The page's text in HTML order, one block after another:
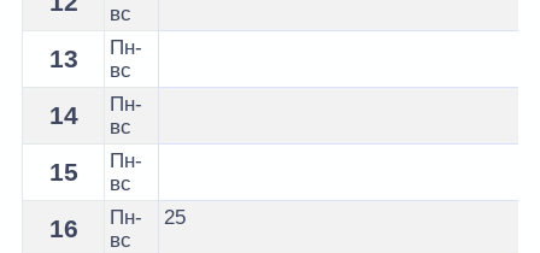
вс
13
Пн-
вс
14
Пн-
вс
15
Пн-
вс
16
Пн-
вс
25